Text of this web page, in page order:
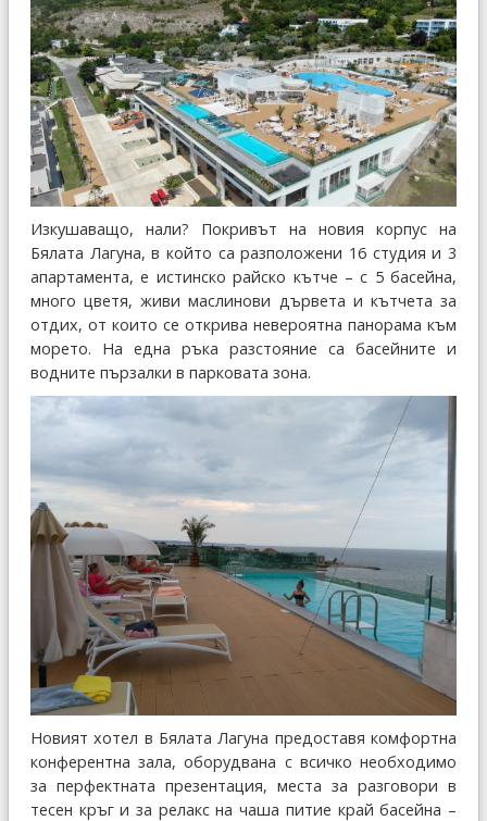
Изкушаващо, нали? Покривът на новия корпус на
Бялата Лагуна, в който са разположени 16 студия и 3
апартамента, е истинско райско кътче – с 5 басейна,
много цветя, живи маслинови дървета и кътчета за
отдих, от които се открива невероятна панорама към
морето. На една ръка разстояние са басейните и
водните пързалки в парковата зона.
Новият хотел в Бялата Лагуна предоставя комфортна
конферентна зала, оборудвана с всичко необходимо
за перфектната презентация, места за разговори в
тесен кръг и за релакс на чаша питие край басейна –